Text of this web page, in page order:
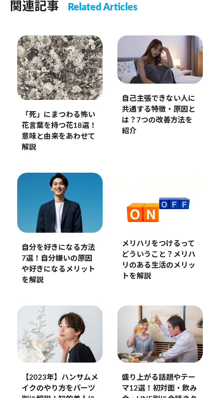
関連記事 Related Articles
「死」にまつわる怖い
花言葉を持つ花18選！
意味と由来をあわせて
解説
自己主張できない人に
共通する特徴・原因と
は？7つの改善方法を
紹介
自分を好きになる方法
7選！自分嫌いの原因
や好きになるメリット
を解説
メリハリをつけるって
どういうこと？メリハ
リのある生活のメリッ
トを解説
【2023年】ハンサムメ
イクのやり方をパーツ
盛り上がる話題やテー
マ12選！初対面・飲み